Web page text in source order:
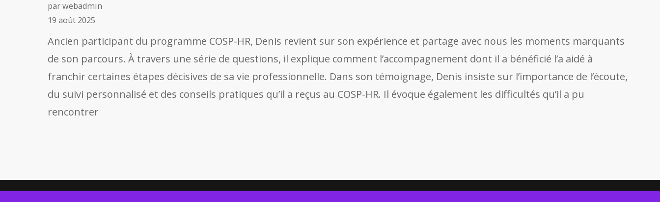
par webadmin
19 août 2025
Ancien participant du programme COSP-HR, Denis revient sur son expérience et partage avec nous les moments marquants
de son parcours. À travers une série de questions, il explique comment l’accompagnement dont il a bénéficié l’a aidé à
franchir certaines étapes décisives de sa vie professionnelle. Dans son témoignage, Denis insiste sur l’importance de l’écoute,
du suivi personnalisé et des conseils pratiques qu’il a reçus au COSP-HR. Il évoque également les difficultés qu’il a pu
rencontrer